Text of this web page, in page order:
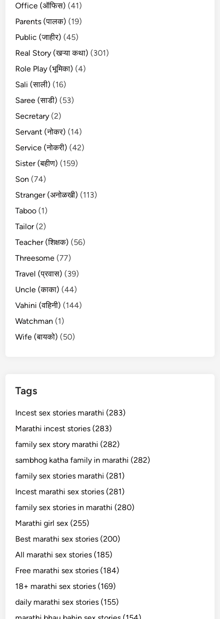
Office (ऑफिस) (41)
Parents (पालक) (19)
Public (जाहीर) (45)
Real Story (खऱ्या कथा) (301)
Role Play (भूमिका) (4)
Sali (साली) (16)
Saree (साडी) (53)
Secretary (2)
Servant (नोकर) (14)
Service (नोकरी) (42)
Sister (बहीण) (159)
Son (74)
Stranger (अनोळखी) (113)
Taboo (1)
Tailor(2)
Teacher (शिक्षक) (56)
Threesome (77)
Travel (प्रवास) (39)
Uncle (काका) (44)
Vahini (वहिनी) (144)
Watchman (1)
Wife (बायको) (50)
Tags
Incest sex stories marathi (283)
Marathi incest stories (283)
family sex story marathi (282)
sambhog katha family in marathi (282)
family sex stories marathi (281)
Incest marathi sex stories (281)
family sex stories in marathi (280)
Marathi girl sex (255)
Best marathi sex stories (200)
All marathi sex stories (185)
Free marathi sex stories (184)
18+ marathi sex stories (169)
daily marathi sex stories (155)